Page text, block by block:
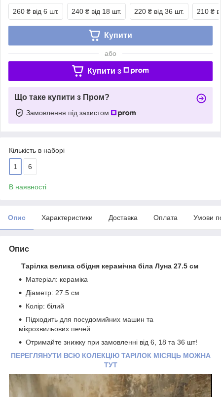
260 ₴ від 6 шт. 240 ₴ від 18 шт. 220 ₴ від 36 шт. 210 ₴
Купити
або
Купити з
Що таке купити з Пром?
Замовлення під захистом
Кількість в наборі
1 6
В наявності
Опис Характеристики Доставка Оплата Умови
Опис
Тарілка велика обідня керамічна біла Луна 27.5 см
Матеріал: кераміка
Діаметр: 27.5 см
Колір: білий
Підходить для посудомийних машин та
мікрохвильових печей
Отримайте знижку при замовленні від 6, 18 та 36 шт!
ПЕРЕГЛЯНУТИ ВСЮ КОЛЕКЦІЮ ТАРІЛОК МІСЯЦЬ МОЖНА
ТУТ